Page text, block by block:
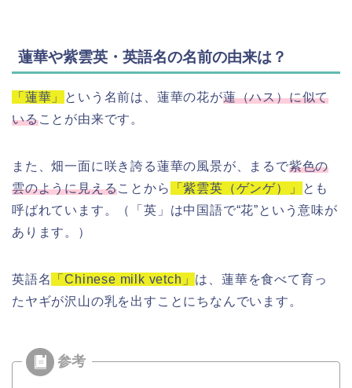
蓮華や紫雲英・英語名の名前の由来は？
「蓮華」 という名前は、蓮華の花が蓮（ハス）に似て
いることが由来です。
また、畑一面に咲き誇る蓮華の風景が、まるで紫色の
雲のように見えることから 「紫雲英（ゲンゲ）」
とも
呼ばれています。（「英」は中国語で“花”という意味が
あります。）
英語名 「Chinese milk vetch」 は、蓮華を食べて育っ
たヤギが沢山の乳を出すことにちなんでいます。